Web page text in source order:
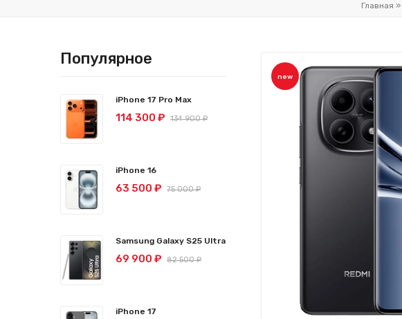
Главная »
new
Популярное
iPhone 17 Pro Max
114 300 ₽ 134 900 ₽
iPhone 16
63 500 ₽ 75 000 ₽
Samsung Galaxy S25 Ultra
69 900 ₽ 82 500 ₽
iPhone 17